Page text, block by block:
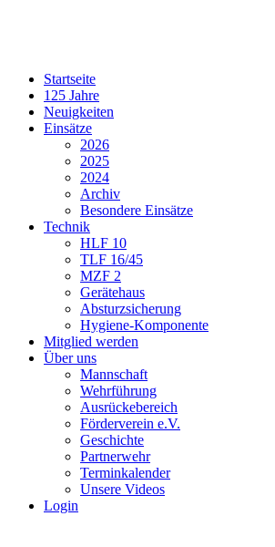
Startseite
125 Jahre
Neuigkeiten
Einsätze
2026
2025
2024
Archiv
Besondere Einsätze
Technik
HLF 10
TLF 16/45
MZF 2
Gerätehaus
Absturzsicherung
Hygiene-Komponente
Mitglied werden
Über uns
Mannschaft
Wehrführung
Ausrückebereich
Förderverein e.V.
Geschichte
Partnerwehr
Terminkalender
Unsere Videos
Login